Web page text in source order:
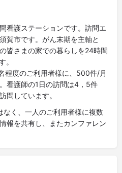
看護ステーションです。訪問エ
賀市です。がん末期を主軸と
皆さまの家での暮らしを24時間
ております。
用者様に、500件/月
看護師の1日の訪問は4，5件
問しています。
く、一人のご利用者様に複数
報を共有し、またカンファレン